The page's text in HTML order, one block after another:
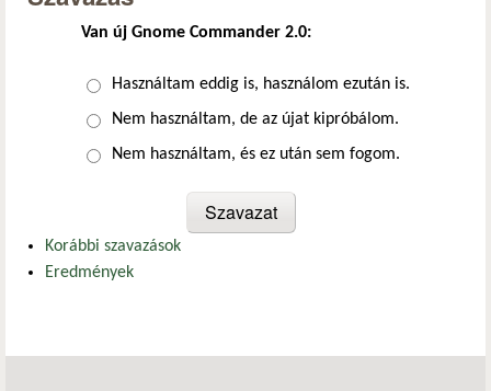
Van új Gnome Commander 2.0:
Választások
Használtam eddig is, használom ezután is.
Nem használtam, de az újat kipróbálom.
Nem használtam, és ez után sem fogom.
Korábbi szavazások
Eredmények